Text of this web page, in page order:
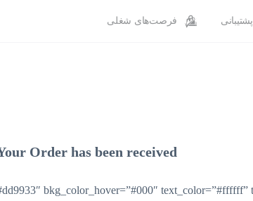
پشتیبانی فرصت‌های شغلی
Order has been received.